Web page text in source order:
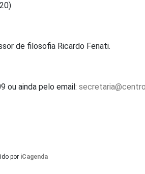
de filosofia Ricardo Fenati.
ou ainda pelo email:
por iCagenda